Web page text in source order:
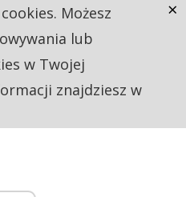
Możesz
lub
w Twojej
znajdziesz w
×